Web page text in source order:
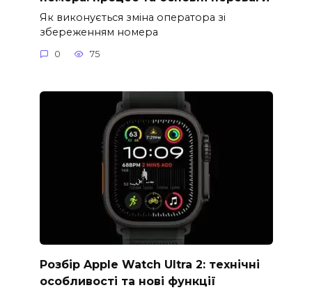
Як виконується зміна оператора зі
збереженням номера
0 75
Розбір Apple Watch Ultra 2: технічні
особливості та нові функції